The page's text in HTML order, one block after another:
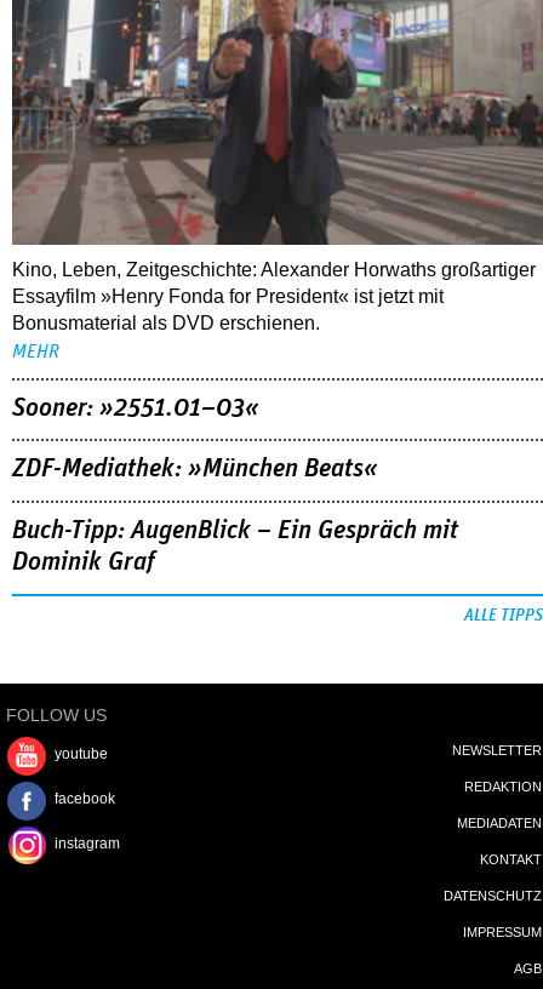
Kino, Leben, Zeitgeschichte: Alexander Horwaths großartiger
Essayfilm »Henry Fonda for President« ist jetzt mit
Bonusmaterial als DVD erschienen.
MEHR
Sooner: »2551.01–03«
ZDF-Mediathek: »München Beats«
Buch-Tipp: AugenBlick – Ein Gespräch mit
Dominik Graf
ALLE TIPPS
FOLLOW US
youtube
facebook
instagram
NEWSLETTER
REDAKTION
MEDIADATEN
KONTAKT
DATENSCHUTZ
IMPRESSUM
AGB